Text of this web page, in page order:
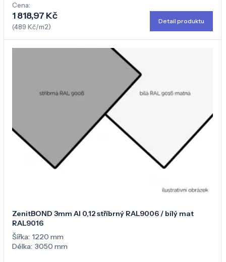
Cena:
1 818,97 Kč
(489 Kč/m2)
Detail produktu
ZenitBOND 3mm Al 0,12 stříbrný RAL9006 / bílý mat
RAL9016
Šířka: 1220 mm
Délka: 3050 mm